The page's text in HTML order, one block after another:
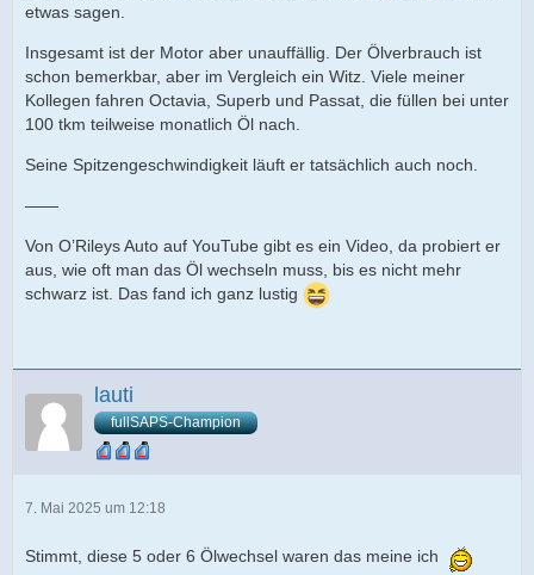
etwas sagen.
Insgesamt ist der Motor aber unauffällig. Der Ölverbrauch ist
schon bemerkbar, aber im Vergleich ein Witz. Viele meiner
Kollegen fahren Octavia, Superb und Passat, die füllen bei unter
100 tkm teilweise monatlich Öl nach.
Seine Spitzengeschwindigkeit läuft er tatsächlich auch noch.
——
Von O’Rileys Auto auf YouTube gibt es ein Video, da probiert er
aus, wie oft man das Öl wechseln muss, bis es nicht mehr
schwarz ist. Das fand ich ganz lustig
lauti
fullSAPS-Champion
7. Mai 2025 um 12:18
Stimmt, diese 5 oder 6 Ölwechsel waren das meine ich